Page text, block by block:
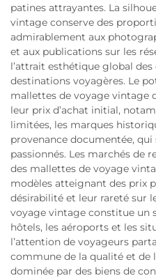
patines attrayantes. La
vintage conserve des
admirablement aux
et aux publications sur les
l’attrait esthétique global des
destinations voyagères. Le
mallettes de voyage vintage
leur prix d’achat initial,
limitées, les marques
provenance documentée,
passionnés. Les marchés de
des mallettes de voyage
modèles atteignant des prix
désirabilité et leur rareté sur
voyage vintage constitue un
hôtels, les aéroports et les
l’attention de voyageurs
commune de la qualité et de
dominée par des biens de